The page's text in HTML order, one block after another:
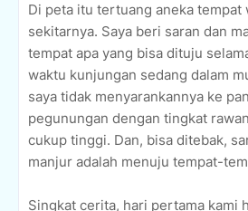
Di peta itu tertuang aneka tempat
sekitarnya. Saya beri saran dan
tempat apa yang bisa dituju
waktu kunjungan sedang dalam
saya tidak menyarankannya ke
pegunungan dengan tingkat
cukup tinggi. Dan, bisa ditebak,
manjur adalah menuju tempat-
Singkat cerita, hari pertama kami